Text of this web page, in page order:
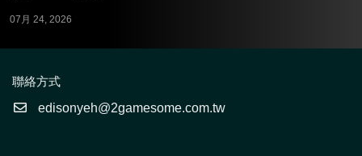
07月 24, 2026
聯絡方式
edisonyeh@2gamesome.com.tw